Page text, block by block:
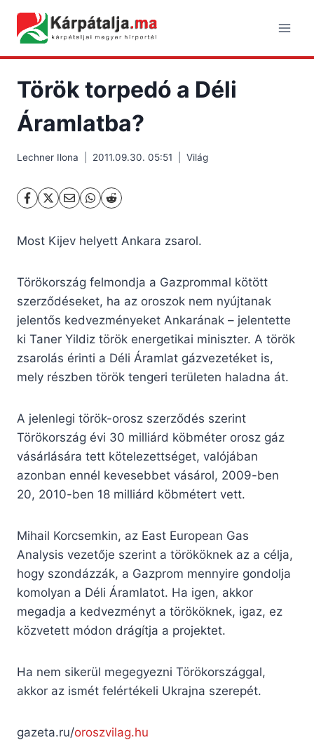
content
Török torpedó a Déli
Áramlatba?
Lechner Ilona 2011.09.30. 05:51 Világ
Most Kijev helyett Ankara zsarol.
Törökország felmondja a Gazprommal kötött
szerződéseket, ha az oroszok nem nyújtanak
jelentős kedvezményeket Ankarának – jelentette
ki Taner Yildiz török energetikai miniszter. A török
zsarolás érinti a Déli Áramlat gázvezetéket is,
mely részben török tengeri területen haladna át.
A jelenlegi török-orosz szerződés szerint
Törökország évi 30 milliárd köbméter orosz gáz
vásárlására tett kötelezettséget, valójában
azonban ennél kevesebbet vásárol, 2009-ben
20, 2010-ben 18 milliárd köbmétert vett.
Mihail Korcsemkin, az East European Gas
Analysis vezetője szerint a törököknek az a célja,
hogy szondázzák, a Gazprom mennyire gondolja
komolyan a Déli Áramlatot. Ha igen, akkor
megadja a kedvezményt a törököknek, igaz, ez
közvetett módon drágítja a projektet.
Ha nem sikerül megegyezni Törökországgal,
akkor az ismét felértékeli Ukrajna szerepét.
gazeta.ru/oroszvilag.hu